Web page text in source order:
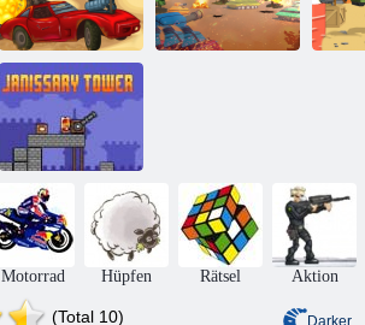
Straße des Fury
Desert Strike
Janissary Tower
Motorrad Hüpfen Rätsel Aktion
(Total 10) Darker